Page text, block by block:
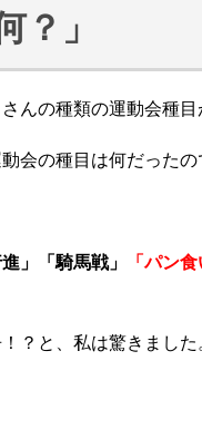
？」
んの種類の運動会種目
会の種目は何だったの
進」「騎馬戦」 「パン
？と、私は驚きました